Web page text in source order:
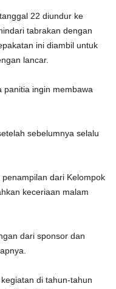
22 diundur ke
tabrakan dengan
ini diambil untuk
lancar.
panitia ingin membawa
sebelumnya selalu
dari Kelompok
keceriaan malam
dari sponsor dan
di tahun-tahun